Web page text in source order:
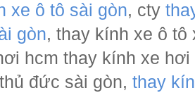
xe ô tô sài gòn, cty
gòn, thay kính xe ô
hcm thay kính xe
đức sài gòn, thay